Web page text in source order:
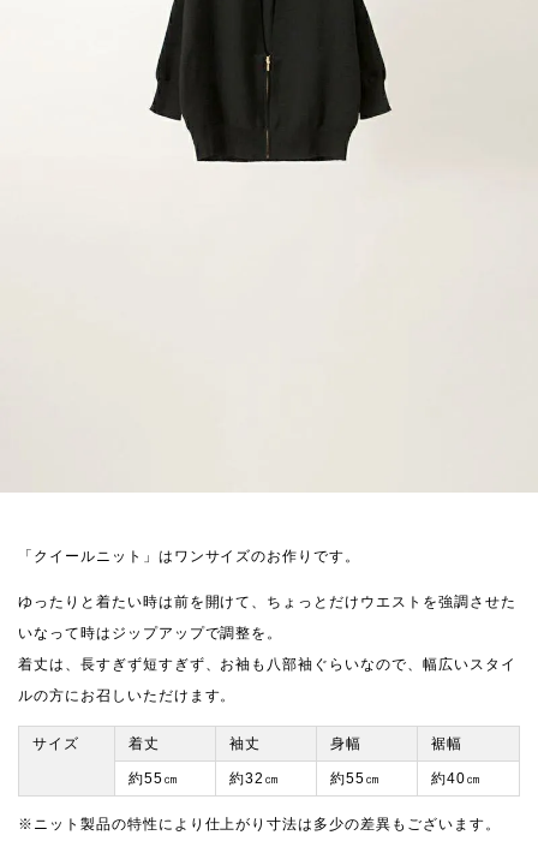
「クイールニット」はワンサイズのお作りです。
ゆったりと着たい時は前を開けて、ちょっとだけウエストを強調させた
いなって時はジップアップで調整を。
着丈は、長すぎず短すぎず、お袖も八部袖ぐらいなので、幅広いスタイ
ルの方にお召しいただけます。
サイズ 着丈 袖丈 身幅 裾幅
約55㎝ 約32㎝ 約55㎝ 約40㎝
※ニット製品の特性により仕上がり寸法は多少の差異もございます。